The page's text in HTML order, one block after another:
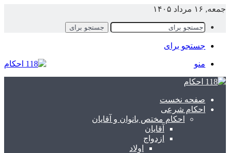
جمعه, ۱۶ مرداد ۱۴۰۵
جستجو برای
جستجو برای
منو
صفحه نخست
احکام شرعی
احکام مختص بانوان و آقایان
آقایان
ازدواج
اولاد